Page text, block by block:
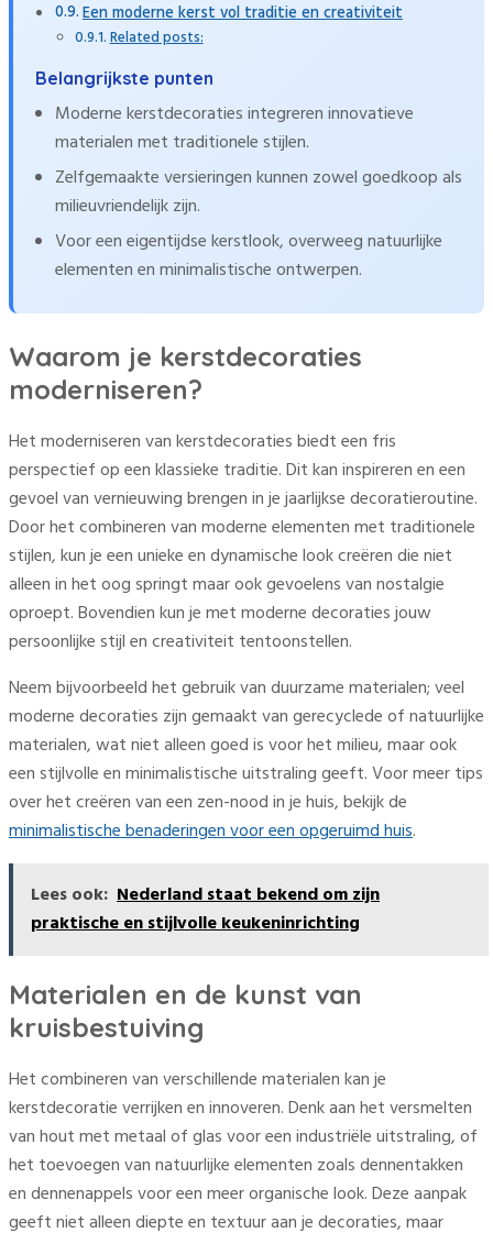
Een moderne kerst vol traditie en creativiteit
Related posts:
Belangrijkste punten
Moderne kerstdecoraties integreren innovatieve
materialen met traditionele stijlen.
Zelfgemaakte versieringen kunnen zowel goedkoop als
milieuvriendelijk zijn.
Voor een eigentijdse kerstlook, overweeg natuurlijke
elementen en minimalistische ontwerpen.
Waarom je kerstdecoraties
moderniseren?
Het moderniseren van kerstdecoraties biedt een fris
perspectief op een klassieke traditie. Dit kan inspireren en een
gevoel van vernieuwing brengen in je jaarlijkse decoratieroutine.
Door het combineren van moderne elementen met traditionele
stijlen, kun je een unieke en dynamische look creëren die niet
alleen in het oog springt maar ook gevoelens van nostalgie
oproept. Bovendien kun je met moderne decoraties jouw
persoonlijke stijl en creativiteit tentoonstellen.
Neem bijvoorbeeld het gebruik van duurzame materialen; veel
moderne decoraties zijn gemaakt van gerecyclede of natuurlijke
materialen, wat niet alleen goed is voor het milieu, maar ook
een stijlvolle en minimalistische uitstraling geeft. Voor meer tips
over het creëren van een zen-nood in je huis, bekijk de
minimalistische benaderingen voor een opgeruimd huis.
Lees ook: Nederland staat bekend om zijn
praktische en stijlvolle keukeninrichting
Materialen en de kunst van
kruisbestuiving
Het combineren van verschillende materialen kan je
kerstdecoratie verrijken en innoveren. Denk aan het versmelten
van hout met metaal of glas voor een industriële uitstraling, of
het toevoegen van natuurlijke elementen zoals dennentakken
en dennenappels voor een meer organische look. Deze aanpak
geeft niet alleen diepte en textuur aan je decoraties, maar